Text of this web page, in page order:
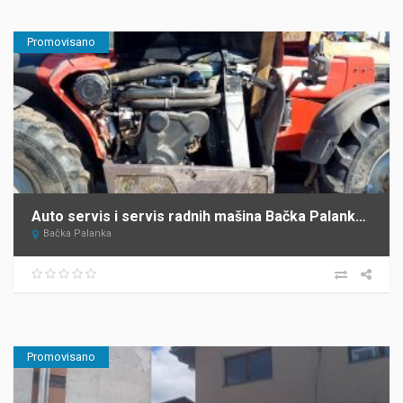
Promovisano
Auto servis i servis radnih mašina Bačka Palanka Krnajac
Bačka Palanka
Promovisano